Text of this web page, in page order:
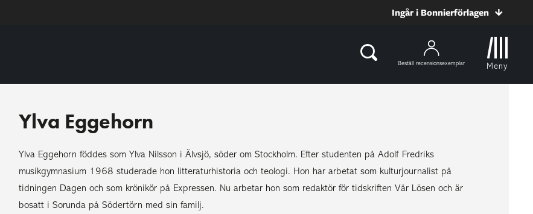
Ingår i Bonnierförlagen
Beställ recensionsexemplar Meny
Ylva Eggehorn
Ylva Eggehorn föddes som Ylva Nilsson i Älvsjö, söder om Stockholm. Efter studenten på Adolf Fredriks
musikgymnasium 1968 studerade hon litteraturhistoria och teologi. Hon har arbetat som kulturjournalist på
tidningen Dagen och som krönikör på Expressen. Nu arbetar hon som redaktör för tidskriften Vår Lösen och är
bosatt i Sorunda på Södertörn med sin familj.